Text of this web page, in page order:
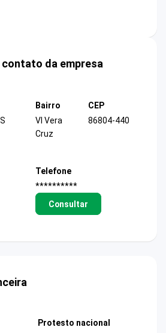
da empresa
Bairro
Vl Vera
Cruz
CEP
86804-440
Telefone
**********
Consultar
Protesto nacional